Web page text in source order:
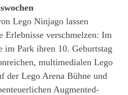
Lego Ninjago lassen
verschmelzen: Im
im Park ihren 10. Geburtstag
multimedialen Lego
der Lego Arena Bühne und
Augmented-